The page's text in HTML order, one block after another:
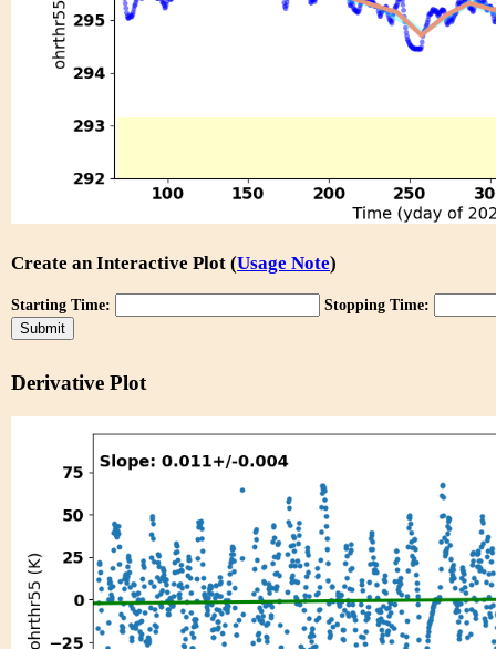
Create an Interactive Plot (Usage Note)
Starting Time: Stopping Time:
Derivative Plot